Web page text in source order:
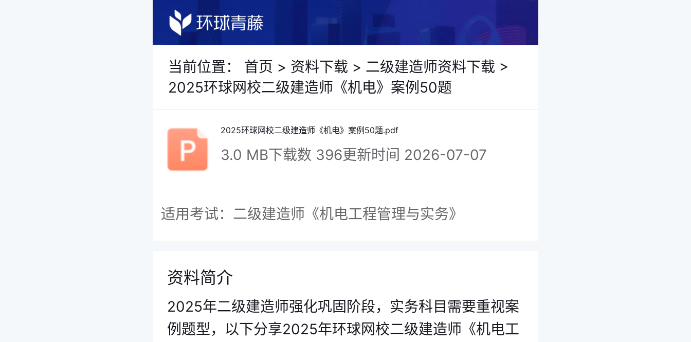
当前位置： 首页 > 资料下载 > 二级建造师资料下载 >
2025环球网校二级建造师《机电》案例50题
2025环球网校二级建造师《机电》案例50题.pdf
3.0 MB下载数 396更新时间 2026-07-07
适用考试：二级建造师《机电工程管理与实务》
资料简介
2025年二级建造师强化巩固阶段，实务科目需要重视案
例题型，以下分享2025年环球网校二级建造师《机电工